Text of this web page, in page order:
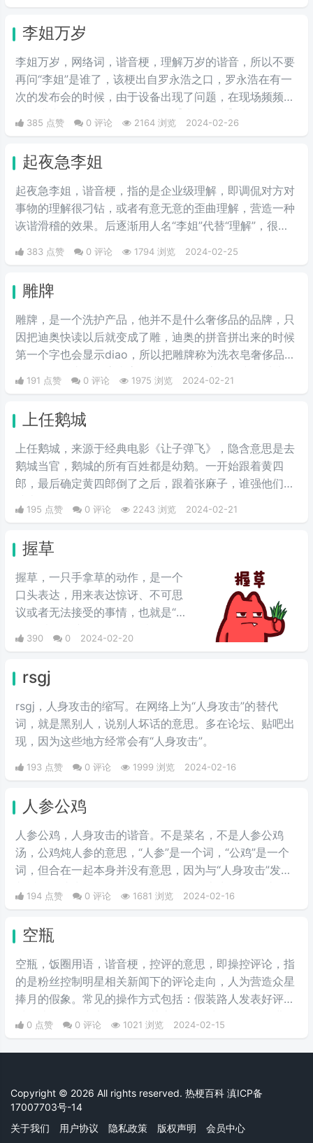
李姐万岁
李姐万岁，网络词，谐音梗，理解万岁的谐音，所以不要
再问“李姐”是谁了，该梗出自罗永浩之口，罗永浩在有一
次的发布会的时候，由于设备出现了问题，在现场频频出
错，满头大汗的罗永浩不断地说【李姐万岁】来缓解尴
尬，然后被一些锤子的粉丝疯狂传播。疯狂复读，每每出
可以说相当沙雕了，哈哈哈哈哈哈哈哈哈。
385 点赞 0 评论 2164 浏览 2024-02-26
起夜急李姐
起夜急李姐，谐音梗，指的是企业级理解，即调侃对方对
事物的理解很刁钻，或者有意无意的歪曲理解，营造一种
诙谐滑稽的效果。后逐渐用人名“李姐”代替“理解”，很有
383 点赞 0 评论 1794 浏览 2024-02-25
雕牌
雕牌，是一个洗护产品，他并不是什么奢侈品的品牌，只
因把迪奥快读以后就变成了雕，迪奥的拼音拼出来的时候
第一个字也会显示diao，所以把雕牌称为洗衣皂奢侈品品
牌，Dior一直是华贵和高雅的代名词，这是恶搞的叫法，
因为迪奥的拼音diao和雕相同，另外也讽刺迪奥的衣服越
191 点赞 0 评论 1975 浏览 2024-02-21
上任鹅城
上任鹅城，来‌‌‌‌‌‌‌‌‌源于经典电影《让子弹飞》，隐含意思是去
鹅城当官，鹅城的所有百姓都是幼鹅。一开始跟着黄四
郎，最后确定黄四郎倒了之后，跟着张麻子，谁强他们跟
195 点赞 0 评论 2243 浏览 2024-02-21
握草
握草，一只手拿草的动作，是一个
口头表达，用来表达惊讶、不可思
议或者无法接受的事情，也就是“无
390 0 2024-02-20
rsgj
rsgj，人身攻击的缩写。在网络上为“人身攻击”的替代
词，就是黑别人，说别人坏话的意思。多在论坛、贴吧出
现，因为这些地方经常会有“人身攻击”。
193 点赞 0 评论 1999 浏览 2024-02-16
人参公鸡
人参公鸡，人身攻击的谐音。不是菜名，不是人参公鸡
汤，公鸡炖人参的意思，“人参”是一个词，“公鸡”是一个
词，但合在一起本身并没有意思，因为与“人身攻击”发音
替代词，就是黑人，说别人坏话的意思。多在论坛、贴吧
194 点赞 0 评论 1681 浏览 2024-02-16
空瓶
空瓶，饭圈用语，谐音梗，控评的意思，即操控评论，指
的是粉丝控制明星相关新闻下的评论走向，人为营造众星
捧月的假象。常见的操作方式包括：假装路人发表好评，
举报。
0 点赞 0 评论 1021 浏览 2024-02-15
Copyright © 2026 All rights reserved. 热梗百科 滇ICP备
17007703号-14
关于我们
用户协议 隐私政策 版权声明 会员中心